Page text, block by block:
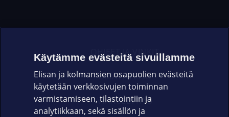
OHJEET JA VINKIT
OMAYHTEISÖ
VIANSELVITYS
Käytämme evästeitä sivuillamme
Elisan ja kolmansien osapuolien evästeitä
käytetään verkkosivujen toiminnan
varmistamiseen, tilastointiin ja
analytiikkaan, sekä sisällön ja